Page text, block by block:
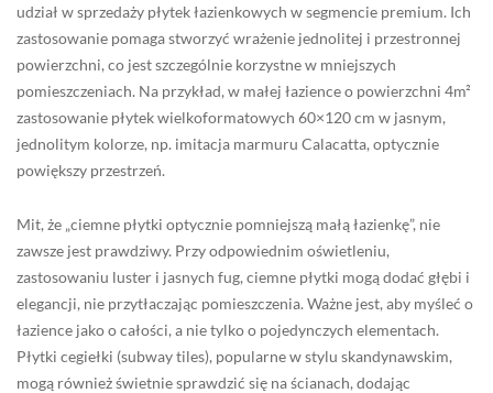
udział w sprzedaży płytek łazienkowych w segmencie premium. Ich
zastosowanie pomaga stworzyć wrażenie jednolitej i przestronnej
powierzchni, co jest szczególnie korzystne w mniejszych
pomieszczeniach. Na przykład, w małej łazience o powierzchni 4m²
zastosowanie płytek wielkoformatowych 60×120 cm w jasnym,
jednolitym kolorze, np. imitacja marmuru Calacatta, optycznie
powiększy przestrzeń.
Mit, że „ciemne płytki optycznie pomniejszą małą łazienkę”, nie
zawsze jest prawdziwy. Przy odpowiednim oświetleniu,
zastosowaniu luster i jasnych fug, ciemne płytki mogą dodać głębi i
elegancji, nie przytłaczając pomieszczenia. Ważne jest, aby myśleć o
łazience jako o całości, a nie tylko o pojedynczych elementach.
Płytki cegiełki (subway tiles), popularne w stylu skandynawskim,
mogą również świetnie sprawdzić się na ścianach, dodając